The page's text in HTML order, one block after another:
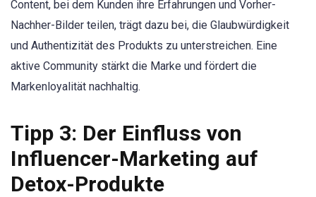
Content, bei dem Kunden ihre Erfahrungen und Vorher-
Nachher-Bilder teilen, trägt dazu bei, die Glaubwürdigkeit
und Authentizität des Produkts zu unterstreichen. Eine
aktive Community stärkt die Marke und fördert die
Markenloyalität nachhaltig.
Tipp 3: Der Einfluss von
Influencer-Marketing auf
Detox-Produkte